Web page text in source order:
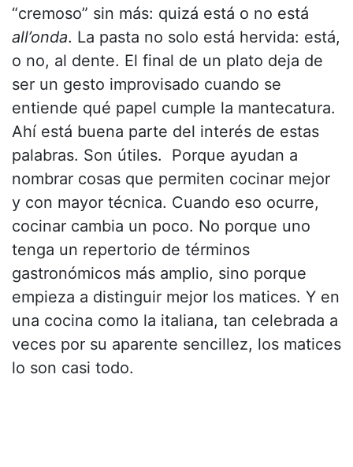
“cremoso” sin más: quizá está o no está
all’onda. La pasta no solo está hervida: está,
o no, al dente. El final de un plato deja de
ser un gesto improvisado cuando se
entiende qué papel cumple la mantecatura.
Ahí está buena parte del interés de estas
palabras. Son útiles. Porque ayudan a
nombrar cosas que permiten cocinar mejor
y con mayor técnica. Cuando eso ocurre,
cocinar cambia un poco. No porque uno
tenga un repertorio de términos
gastronómicos más amplio, sino porque
empieza a distinguir mejor los matices. Y en
una cocina como la italiana, tan celebrada a
veces por su aparente sencillez, los matices
lo son casi todo.